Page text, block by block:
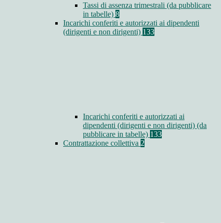
Tassi di assenza trimestrali (da pubblicare
in tabelle) 8
Incarichi conferiti e autorizzati ai dipendenti
(dirigenti e non dirigenti) 133
Incarichi conferiti e autorizzati ai
dipendenti (dirigenti e non dirigenti) (da
pubblicare in tabelle) 133
Contrattazione collettiva 2